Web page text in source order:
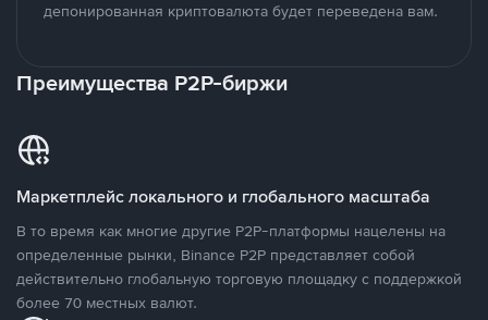
депонированная криптовалюта будет переведена вам.
Преимущества P2P-биржи
Маркетплейс локального и глобального масштаба
В то время как многие другие P2P-платформы нацелены на
определенные рынки, Binance P2P представляет собой
действительно глобальную торговую площадку с поддержкой
более 70 местных валют.